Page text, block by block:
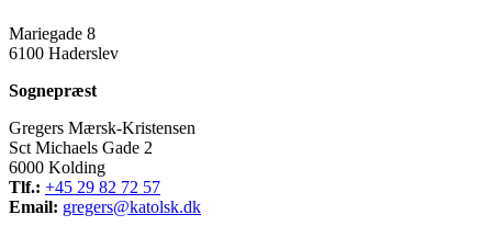
Mariegade 8
6100 Haderslev
Sognepræst
Gregers Mærsk-Kristensen
Sct Michaels Gade 2
6000 Kolding
Tlf.: +45 29 82 72 57
Email: gregers@katolsk.dk